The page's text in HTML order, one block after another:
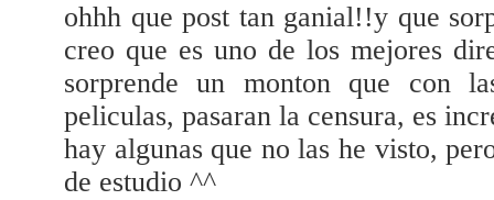
ohhh que post tan ganial!!y que
creo que es uno de los mejores
sorprende un monton que con
peliculas, pasaran la censura, es
hay algunas que no las he visto,
de estudio ^^